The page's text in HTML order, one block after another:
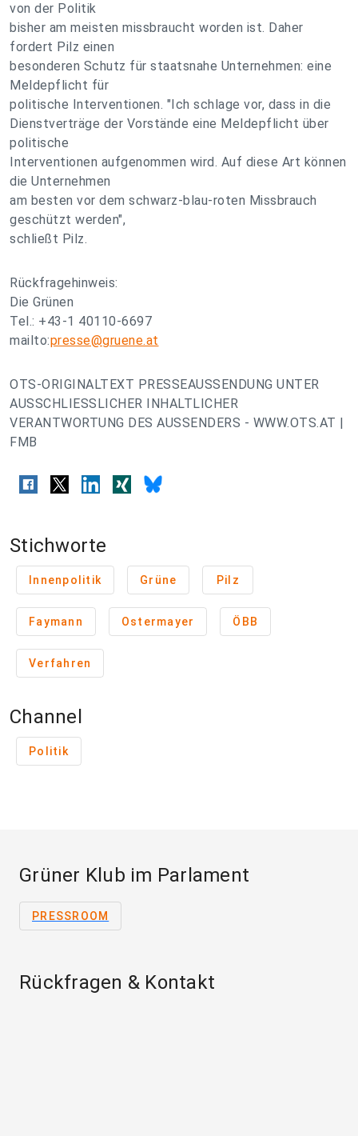
von der Politik
bisher am meisten missbraucht worden ist. Daher
fordert Pilz einen
besonderen Schutz für staatsnahe Unternehmen: eine
Meldepflicht für
politische Interventionen. "Ich schlage vor, dass in die
Dienstverträge der Vorstände eine Meldepflicht über
politische
Interventionen aufgenommen wird. Auf diese Art können
die Unternehmen
am besten vor dem schwarz-blau-roten Missbrauch
geschützt werden",
schließt Pilz.
Rückfragehinweis:
Die Grünen
Tel.: +43-1 40110-6697
mailto:presse@gruene.at
OTS-ORIGINALTEXT PRESSEAUSSENDUNG UNTER
AUSSCHLIESSLICHER INHALTLICHER
VERANTWORTUNG DES AUSSENDERS - WWW.OTS.AT |
FMB
Stichworte
Innenpolitik Grüne Pilz
Faymann Ostermayer ÖBB
Verfahren
Channel
Politik
Grüner Klub im Parlament
PRESSROOM
Rückfragen & Kontakt